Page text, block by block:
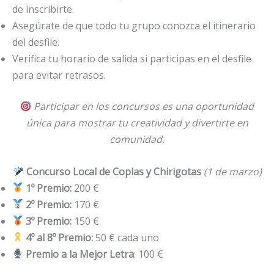
de inscribirte.
Asegúrate de que todo tu grupo conozca el itinerario
del desfile.
Verifica tu horario de salida si participas en el desfile
para evitar retrasos.
Participar en los concursos es una oportunidad
única para mostrar tu creatividad y divertirte en
comunidad.
Concurso Local de Coplas y Chirigotas (1 de marzo)
1º Premio: 200 €
2º Premio: 170 €
3º Premio: 150 €
4º al 8º Premio:50 € cada uno
Premio a la Mejor Letra: 100 €